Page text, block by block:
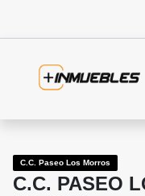
C.C. Paseo Los Morros
C.C. PASEO